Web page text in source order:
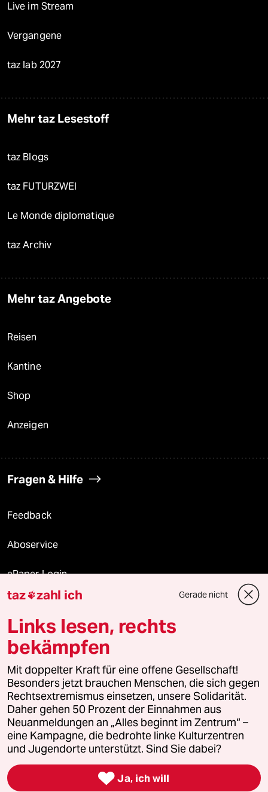
Live im Stream
Vergangene
taz lab 2027
Mehr taz Lesestoff
taz Blogs
taz FUTURZWEI
Le Monde diplomatique
taz Archiv
Mehr taz Angebote
Reisen
Kantine
Shop
Anzeigen
Fragen & Hilfe
Feedback
Aboservice
ePaper Login
Downloads für Abonnierende
© 2026 taz Verlags und Vertriebs GmbH
Alle Rechte vorbehalten. Bei rechtlichen Fragen oder für Genehmigungen
wenden Sie sich bitte an lizenzen@taz.de
Feedback Redaktionsstatut Kommune-Richtlinien
Leitlinie Informant Datenschutz Impressum AGB
Seitenwende Einwilligungen widerrufen (Ads)
taz zahl ich Gerade nicht
Links lesen, rechts
bekämpfen
Mit doppelter Kraft für eine offene Gesellschaft!
Besonders jetzt brauchen Menschen, die sich gegen
Rechtsextremismus einsetzen, unsere Solidarität.
Daher gehen 50 Prozent der Einnahmen aus
Neuanmeldungen an „Alles beginnt im Zentrum“ –
eine Kampagne, die bedrohte linke Kulturzentren
und Jugendorte unterstützt. Sind Sie dabei?
 Ja, ich will